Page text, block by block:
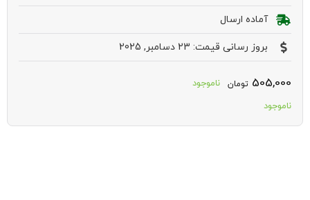
آماده ارسال
بروز رسانی قیمت: 23 دسامبر, 2025
505,000 تومان
ناموجود
ناموجود